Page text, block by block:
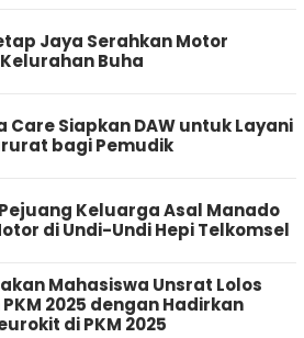
Jaya Serahkan Motor
Buha
Care Siapkan DAW untuk Layani
bagi Pemudik
Pejuang Keluarga Asal Manado
di Undi-Undi Hepi Telkomsel
Mahasiswa Unsrat Lolos
2025 dengan Hadirkan
di PKM 2025